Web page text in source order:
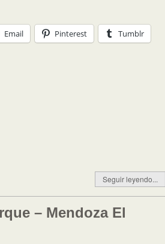
Email Pinterest Tumblr
Seguir leyendo...
– Mendoza El